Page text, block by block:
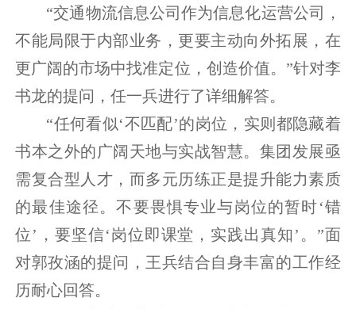
“交通物流信息公司作为信息化运营公司，
不能局限于内部业务，更要主动向外拓展，在
更广阔的市场中找准定位，创造价值。”针对李
书龙的提问，任一兵进行了详细解答。
“任何看似‘不匹配’的岗位，实则都隐藏着
书本之外的广阔天地与实战智慧。集团发展亟
需复合型人才，而多元历练正是提升能力素质
的最佳途径。不要畏惧专业与岗位的暂时‘错
位’，要坚信‘岗位即课堂，实践出真知’。”面
对郭孜涵的提问，王兵结合自身丰富的工作经
历耐心回答。